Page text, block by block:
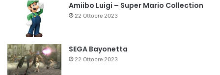
Amiibo Luigi – Super Mario Collection
22 Ottobre 2023
SEGA Bayonetta
22 Ottobre 2023